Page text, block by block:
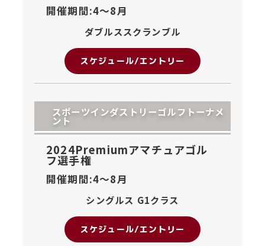
開催期間:4〜8月
ダブルススクランブル
スケジュール/エントリー
スポーツインダストリーゴルフトーナメ
ント
2024Premiumアマチュアゴル
フ選手権
開催期間:4〜8月
シングルス G1クラス
スケジュール/エントリー